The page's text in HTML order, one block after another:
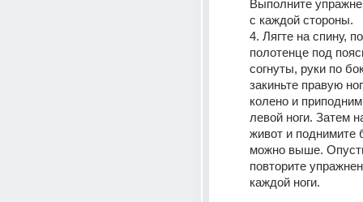
Выполните
с каждой стороны.
4. Лягте на спину,
полотенце под
согнуты, руки по
закиньте правую
колено и
левой ноги. Затем
живот и поднимите
можно выше.
повторите
каждой ноги.